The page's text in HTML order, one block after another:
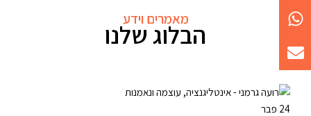
מאמרים וידע
הבלוג שלנו
24 פבר